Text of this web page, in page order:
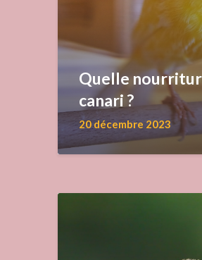
Quelle
canari ?
20 décembre 2023